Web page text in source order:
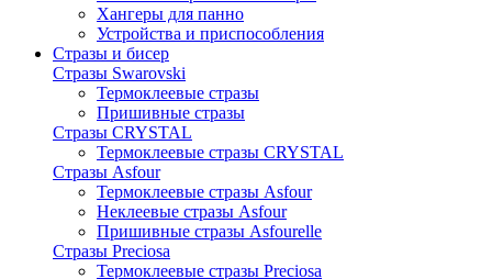
Хангеры для панно
Устройства и приспособления
Стразы и бисер
Стразы Swarovski
Термоклеевые стразы
Пришивные стразы
Стразы CRYSTAL
Термоклеевые стразы CRYSTAL
Стразы Asfour
Термоклеевые стразы Asfour
Неклеевые стразы Asfour
Пришивные стразы Asfourelle
Стразы Preciosa
Термоклеевые стразы Preciosa